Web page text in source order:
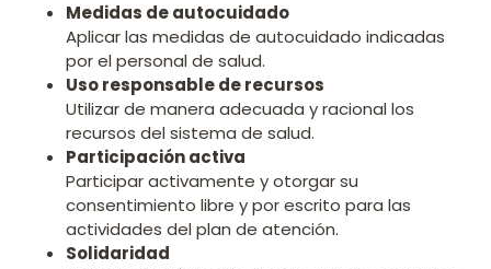
Medidas de autocuidado
Aplicar las medidas de autocuidado indicadas
por el personal de salud.
Uso responsable de recursos
Utilizar de manera adecuada y racional los
recursos del sistema de salud.
Participación activa
Participar activamente y otorgar su
consentimiento libre y por escrito para las
actividades del plan de atención.
Solidaridad